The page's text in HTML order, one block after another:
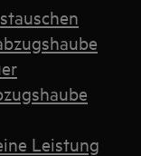
Leistung